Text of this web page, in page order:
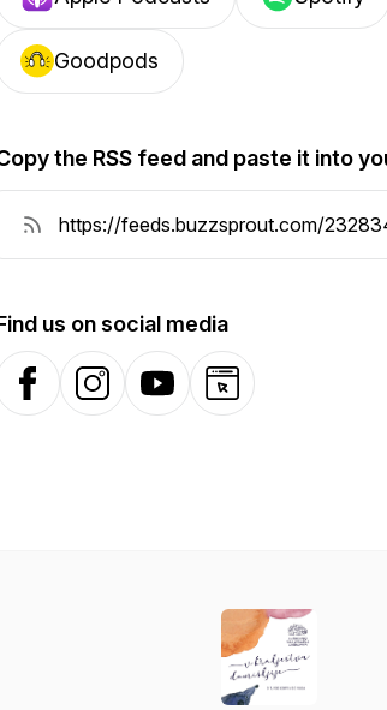
Goodpods
the RSS feed and paste it into
us on social media
FacebookInstagramYouTubeWebsite